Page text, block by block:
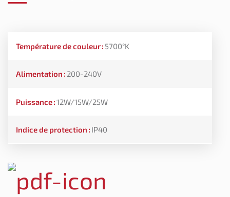
Température de couleur: 5700°K
Alimentation : 200-240V
Puissance:12W/15W/25W
Indice de protection : IP40